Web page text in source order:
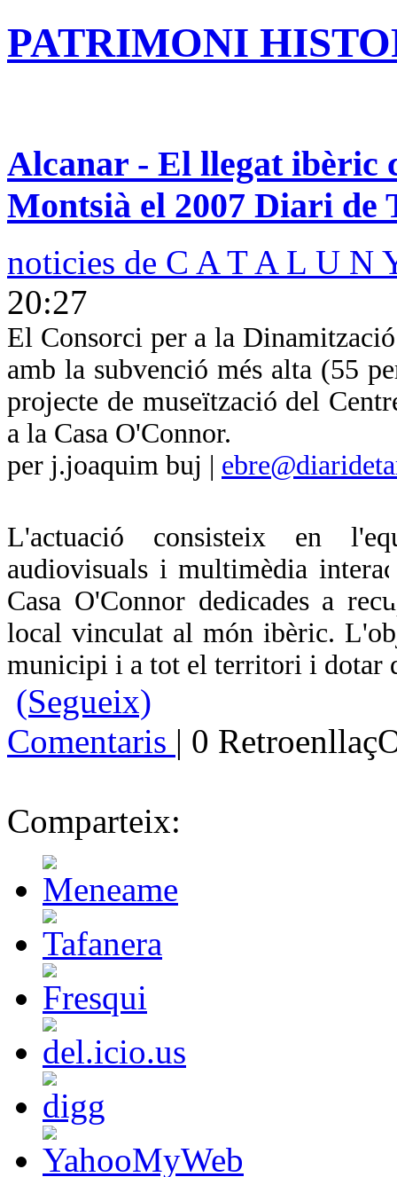
PATRIMONI
Alcanar - El llegat ibèric
Montsià el 2007 Diari de
noticies de C A T A L U N
20:27
El Consorci per a la
amb la subvenció més alta (55
projecte de museïtzació del
a la Casa O'Connor.
per j.joaquim buj |
L'actuació consisteix en
audiovisuals i multimèdia
Casa O'Connor dedicades a
local vinculat al món ibèric.
municipi i a tot el territori i dotar
(Segueix)
Comentaris | 0
Comparteix: